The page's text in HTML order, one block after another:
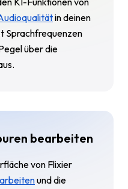
in deinen
Sprachfrequenzen
über die
bearbeiten
von Flixier
und die